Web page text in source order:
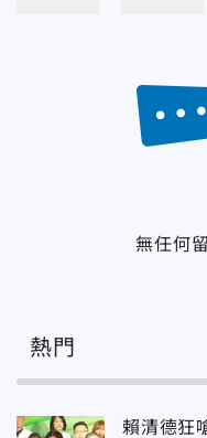
無任何
熱門
賴清德狂